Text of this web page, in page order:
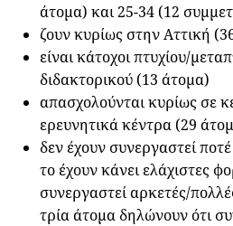
άτομα) και 25-34 (12
ζουν κυρίως στην Αττική
είναι κάτοχοι πτυχίου/
διδακτορικού (13 άτομα)
απασχολούνται κυρίως σε
ερευνητικά κέντρα (29
δεν έχουν συνεργαστεί
το έχουν κάνει ελάχιστες
συνεργαστεί αρκετές/
τρία άτομα δηλώνουν ότι